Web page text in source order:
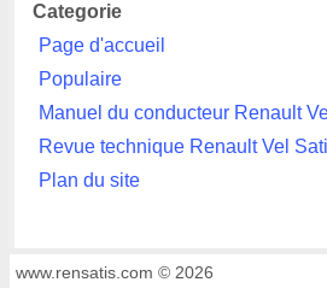
Categorie
Page d'accueil
Populaire
Manuel du conducteur Renault
Revue technique Renault Vel
Plan du site
www.rensatis.com © 2026